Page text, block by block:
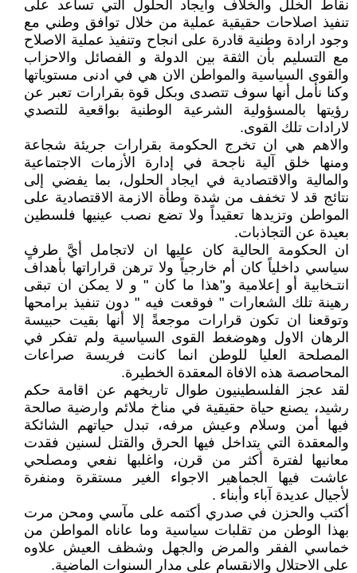
نقاط الخلل والخلاف وايجاد الحلول التي تساعد على
تنفيذ اصلاحات حقيقية عملية من خلال توافق وطني مع
وجود ارادة وطنية قادرة على انجاح وتنفيذ عملية الاصلاح
مع التسليم بأن الثقة بين الدولة و الفصائل والاحزاب
والقوى السياسية والمواطن الان هي في ادنى مستوياتها
وكنا نأمل أنها سوف تتصدى وبكل قوة بقرارات تعبر عن
رؤيتها بالمسؤولية الشرعية الوطنية بواقعية للتصدي
لارادات تلك القوى.
والاهم هي ان تخرج الحكومة بقرارات جريئة شجاعة
ومنها خلق آلية ناجحة في إدارة الأزمات الاجتماعية
والمالية والاقتصادية في ايجاد الحلول، بما يفضي إلى
نتائج قد لا تخفف من شدة وطأة الازمة الاقتصادية على
المواطن وتزيدها تعقيداً ولا تضع نصب عينيها فلسطين
بعيدة عن التجاذبات.
ان الحكومة الحالية كان عليها ان لاتجامل أيَّ طرفٍ
سياسي داخلياً كان أم خارجياً ولا ترهن قراراتها بأهداف
انتـخابية أو إعلامية و"هذا ما كان " و لا يمكن ان تبقى
رهينة تلك الشعارات " فوقعت فيه " دون تنفيذ برامحها
وتوقعنا ان تكون قرارات موجعةً إلا أنها بقيت حبيسة
الرهان الاول وهوضغط القوى السياسية ولم تفكر في
المصلحة العليا للوطن انما كانت فريسة صراعات
المحاصصة هذه الافاة المعقدة الخطيرة.
لقد عجز الفلسطينيون طوال تاريخهم عن اقامة حكم
رشيد، يصنع حياة حقيقية في مناخ ملائم وارضية صالحة
فيها أمن وسلام وعيش مرفه، تبدل حياتهم الشائكة
والمعقدة التي يتداخل فيها الحرق والقتل لسنين فقدت
معانيها لفترة أكثر من قرن، واغلبها نفعي ومصلحي
عاشت فيها الجماهير الاجواء الغير مستقرة ومنفرة
لأجيال عديدة آباء وأبناء .
أكتب والحزن في صدري أكتمه على مآسي ومحن مرت
بهذا الوطن من تقلبات سياسية وما عاناه المواطن من
خماسي الفقر والمرض والجهل وشظف العيش علاوه
على الاحتلال والانقسام على مدار السنوات الماضية.